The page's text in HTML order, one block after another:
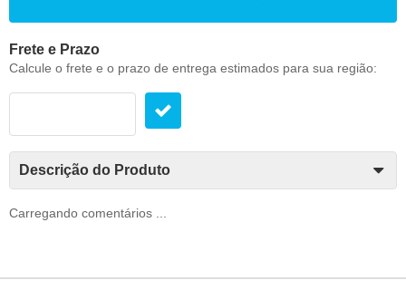
Frete e Prazo
Calcule o frete e o prazo de entrega estimados para sua região:
Descrição do Produto
Carregando comentários ...